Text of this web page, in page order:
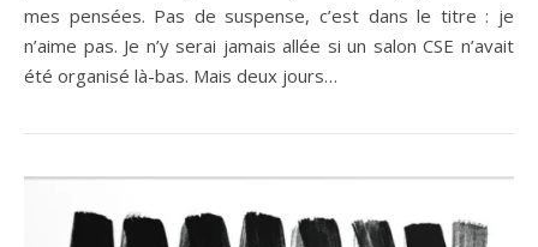
mes pensées. Pas de suspense, c’est dans le titre : je
n’aime pas. Je n’y serai jamais allée si un salon CSE n’avait
été organisé là-bas. Mais deux jours…